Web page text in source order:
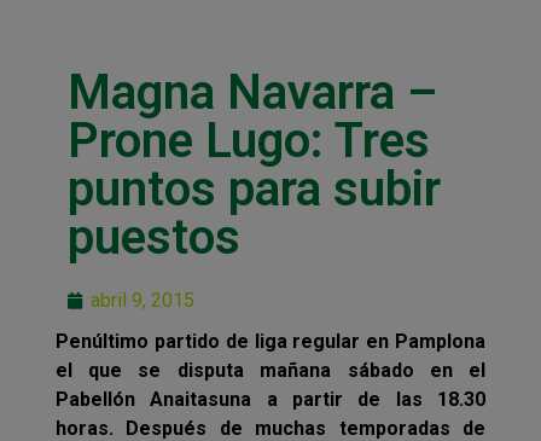
Magna Navarra –
Prone Lugo: Tres
puntos para subir
puestos
abril 9, 2015
Penúltimo partido de liga regular en Pamplona
el que se disputa mañana sábado en el
Pabellón Anaitasuna a partir de las 18.30
horas. Después de muchas temporadas de